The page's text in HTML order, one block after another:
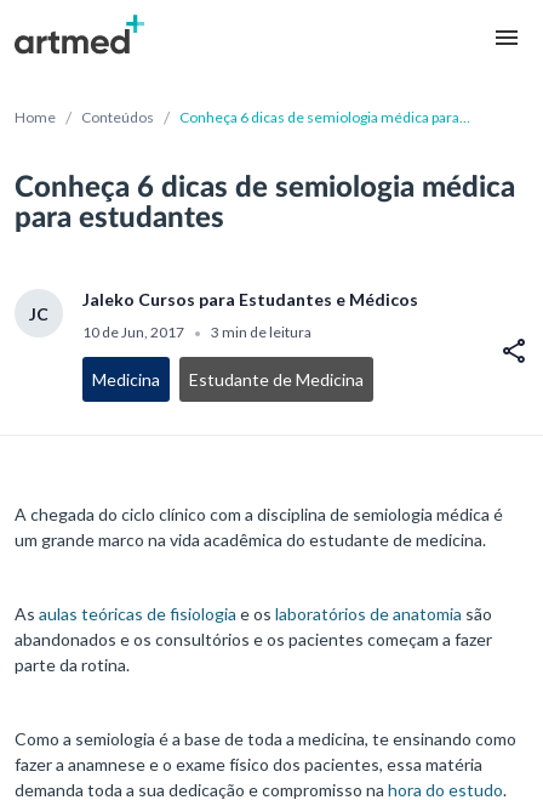
Home / Conteúdos / Conheça 6 dicas de semiologia médica para
Conheça 6 dicas de semiologia médica
para estudantes
JC
Jaleko Cursos para Estudantes e Médicos
10 de Jun, 2017 • 3 min de leitura
Medicina Estudante de Medicina
A chegada do ciclo clínico com a disciplina de semiologia médica é
um grande marco na vida acadêmica do estudante de medicina.
As aulas teóricas de fisiologia e os laboratórios de anatomia são
abandonados e os consultórios e os pacientes começam a fazer
parte da rotina.
Como a semiologia é a base de toda a medicina, te ensinando como
fazer a anamnese e o exame físico dos pacientes, essa matéria
demanda toda a sua dedicação e compromisso na hora do estudo.